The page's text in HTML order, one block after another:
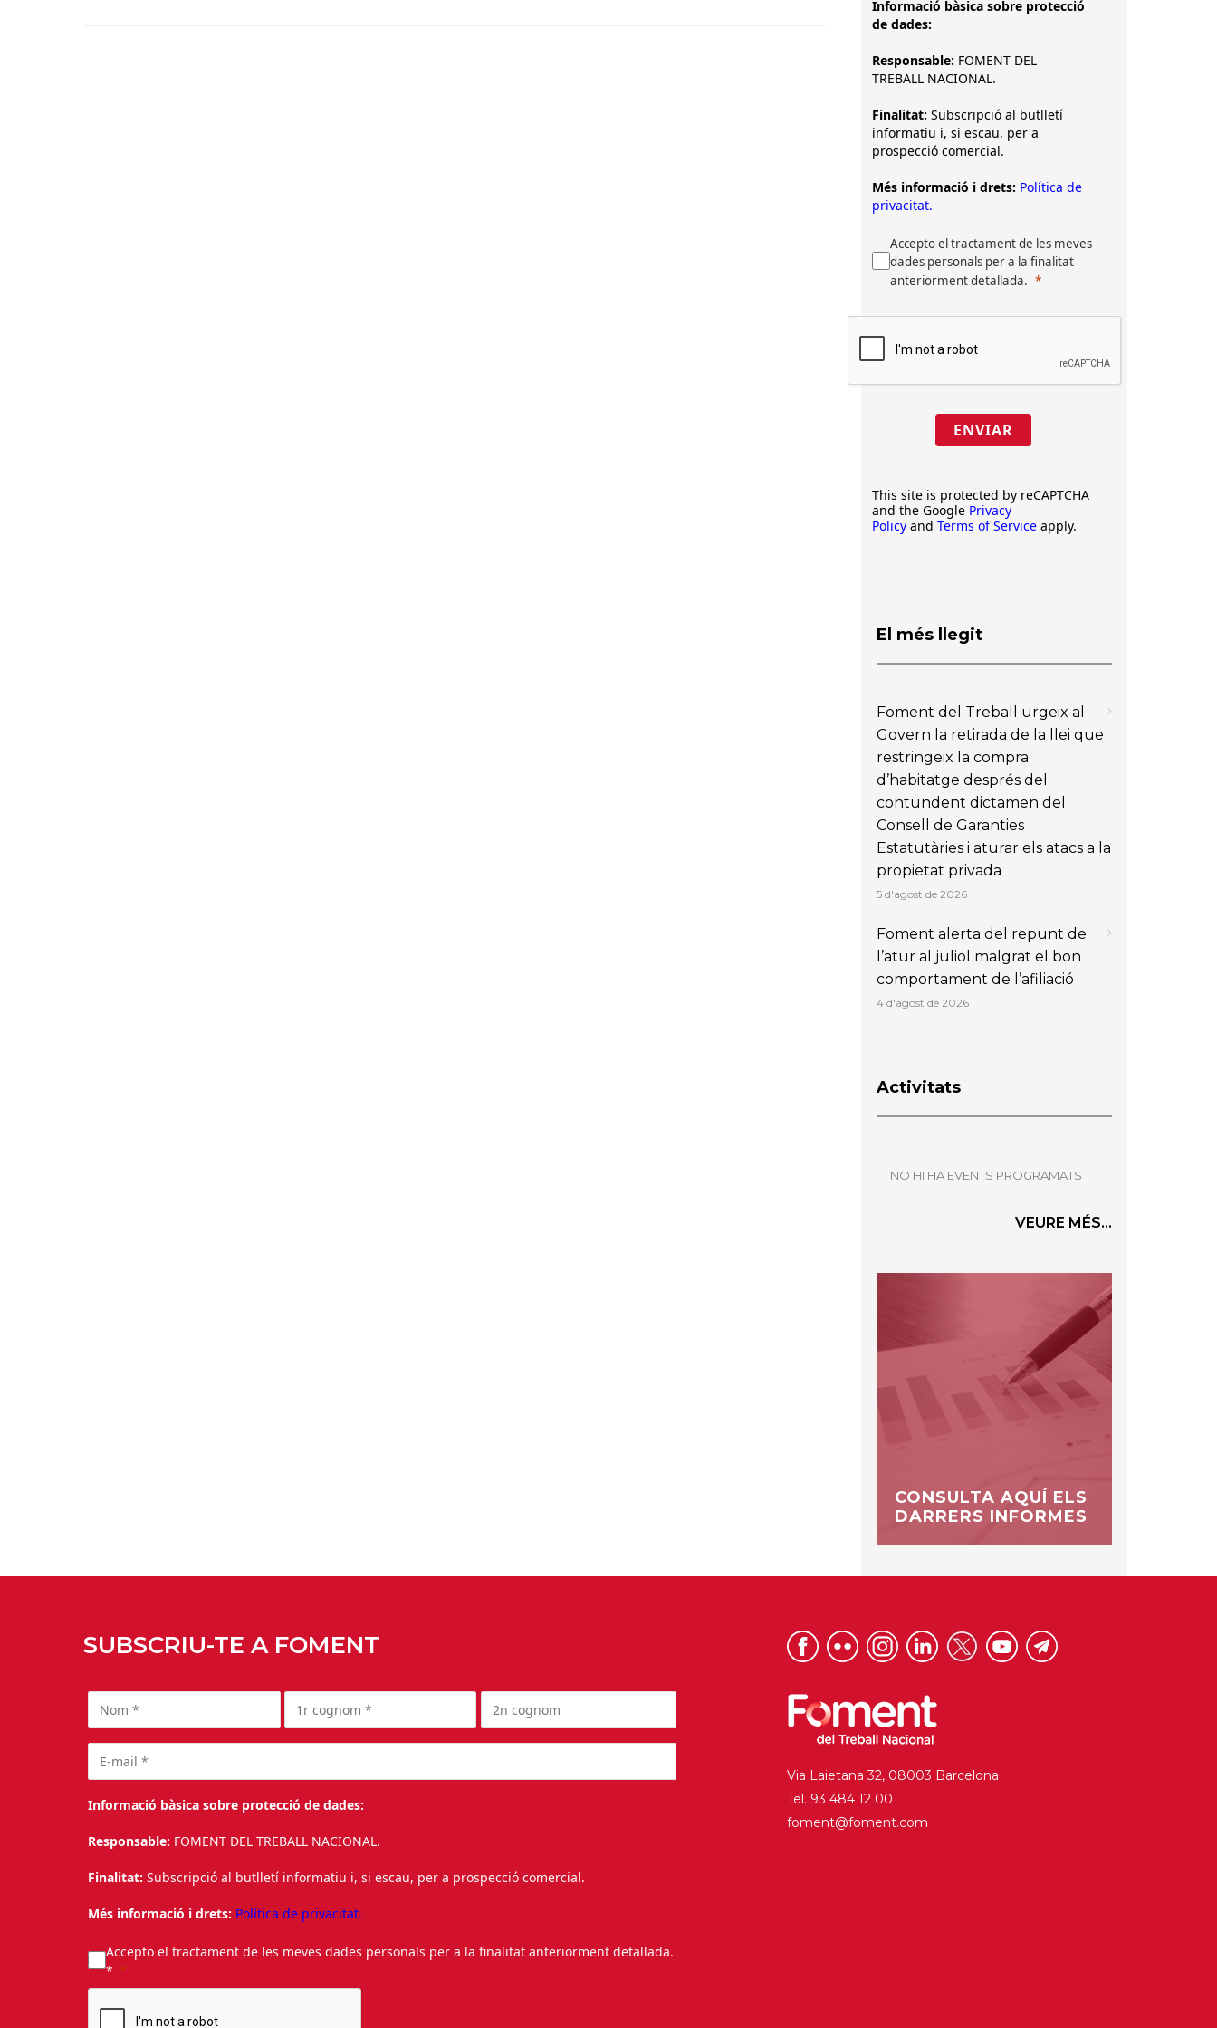
Informació bàsica sobre protecció
de dades:
Responsable: FOMENT DEL
TREBALL NACIONAL.
Finalitat: Subscripció al butlletí
informatiu i, si escau, per a
prospecció comercial.
Més informació i drets: Política de
privacitat.
Accepto el tractament de les meves
dades personals per a la finalitat
anteriorment detallada.
ENVIAR
This site is protected by reCAPTCHA
and the Google Privacy
Policy and Terms of Service apply.
El més llegit
Foment del Treball urgeix al
Govern la retirada de la llei que
restringeix la compra
d’habitatge després del
contundent dictamen del
Consell de Garanties
Estatutàries i aturar els atacs a la
propietat privada
5 d'agost de 2026
Foment alerta del repunt de
l’atur al juliol malgrat el bon
comportament de l’afiliació
4 d'agost de 2026
Activitats
NO HI HA EVENTS PROGRAMATS
VEURE MÉS...
CONSULTA AQUÍ ELS
DARRERS INFORMES
SUBSCRIU-TE A FOMENT
Informació bàsica sobre protecció de dades:
Responsable: FOMENT DEL TREBALL NACIONAL.
Finalitat: Subscripció al butlletí informatiu i, si escau, per a prospecció comercial.
Més informació i drets: Política de privacitat.
Accepto el tractament de les meves dades personals per a la finalitat anteriorment detallada.
*
Via Laietana 32, 08003 Barcelona
Tel. 93 484 12 00
foment@foment.com